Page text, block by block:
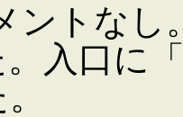
ントなし
入口に